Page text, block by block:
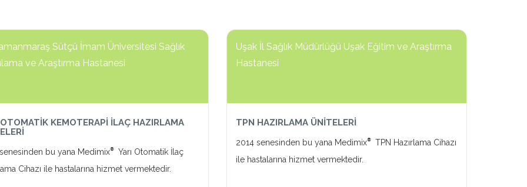
Sütçü İmam Üniversitesi Sağlık
ve Araştırma Hastanesi
KEMOTERAPİ İLAÇ HAZIRLAMA
bu yana Medimix® Yarı Otomatik İlaç
Cihazı ile hastalarına hizmet vermektedir.
Uşak İl Sağlık Müdürlüğü Uşak Eğitim ve Araştırma
Hastanesi
TPN HAZIRLAMA ÜNİTELERİ
2014 senesinden bu yana Medimix®TPN Hazırlama Cihazı
ile hastalarına hizmet vermektedir.